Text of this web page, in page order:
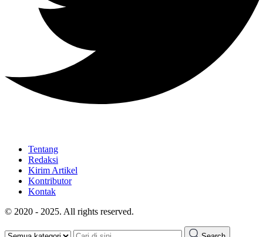
Tentang
Redaksi
Kirim Artikel
Kontributor
Kontak
© 2020 - 2025. All rights reserved.